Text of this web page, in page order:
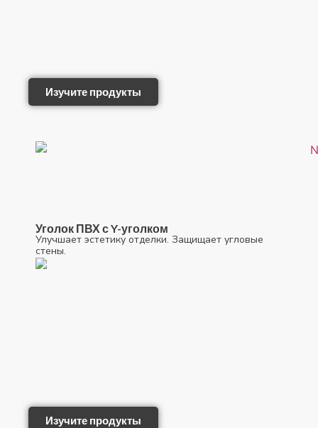
Изучите продукты
Уголок ПВХ с Y-уголком
Улучшает эстетику отделки. Защищает угловые
стены.
Изучите продукты